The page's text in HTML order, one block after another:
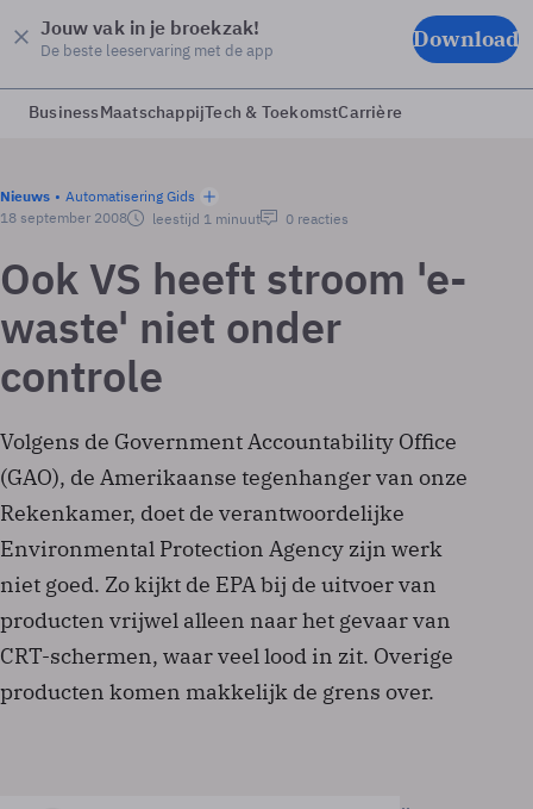
Jouw vak in je broekzak!
De beste leeservaring met de app Download
BusinessMaatschappijTech & ToekomstCarrière
Nieuws
Automatisering Gids
18 september 2008
leestijd 1 minuut 0 reacties
Ook VS heeft stroom 'e-
waste' niet onder
controle
Volgens de Government Accountability Office
(GAO), de Amerikaanse tegenhanger van onze
Rekenkamer, doet de verantwoordelijke
Environmental Protection Agency zijn werk
niet goed. Zo kijkt de EPA bij de uitvoer van
producten vrijwel alleen naar het gevaar van
CRT-schermen, waar veel lood in zit. Overige
producten komen makkelijk de grens over.